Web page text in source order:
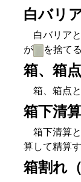
白バリ
白バリアと
が
を捨て
箱、箱
箱、箱点と
箱下清
箱下清算と
算して精算
箱割れ